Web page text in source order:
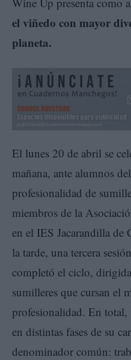
el viñedo con mayor
planeta.
El lunes 20 de abril se
mañana, ante alumnos
profesionalidad de
miembros de la
en el IES Jacarandilla de
la tarde, una tercera
completó el ciclo,
sumilleres que cursan el
profesionalidad. En total,
en distintas fases de su
denominador común: